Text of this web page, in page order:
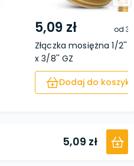
5,09 zł od
Złączka mosiężna 1/2''
x 3/8'' GZ
Dodaj do
5,09 zł